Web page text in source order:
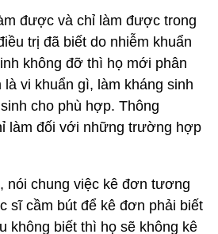
được và chỉ làm được trong
trị đã biết do nhiễm khuẩn
không đỡ thì họ mới phân
là vi khuẩn gì, làm kháng sinh
cho phù hợp. Thông
làm đối với những trường hợp
nói chung việc kê đơn tương
sĩ cầm bút để kê đơn phải biết
không biết thì họ sẽ không kê